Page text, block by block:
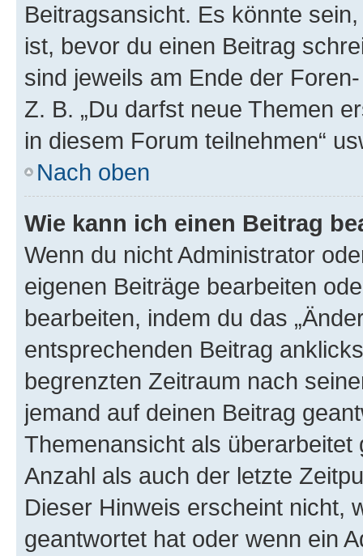
Beitragsansicht. Es könnte
ist, bevor du einen Beitrag
sind jeweils am Ende der
Z. B. „Du darfst neue Themen
in diesem Forum teilnehmen“
Nach oben
Wie kann ich einen Beitrag
Wenn du nicht Administrator
eigenen Beiträge bearbeiten
bearbeiten, indem du das
entsprechenden Beitrag
begrenzten Zeitraum nach
jemand auf deinen Beitrag
Themenansicht als
Anzahl als auch der letzte
Dieser Hinweis erscheint nicht,
geantwortet hat oder wenn ein